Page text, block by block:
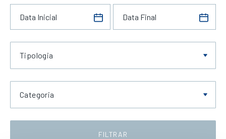
Tipologia
Categoria
FILTRAR